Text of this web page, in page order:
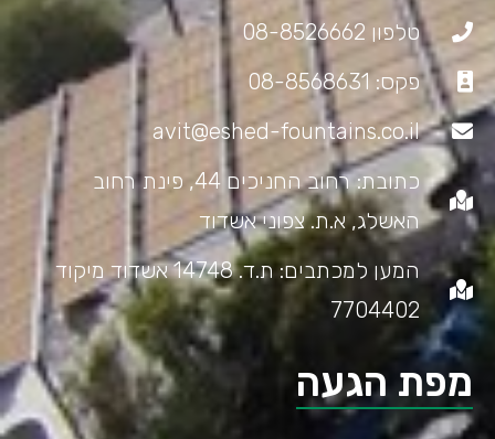
טלפון 08-8526662
פקס: 08-8568631
avit@eshed-fountains.co.il
כתובת: רחוב החניכים 44, פינת רחוב
האשלג, א.ת. צפוני אשדוד
המען למכתבים: ת.ד. 14748 אשדוד מיקוד
7704402
מפת הגעה